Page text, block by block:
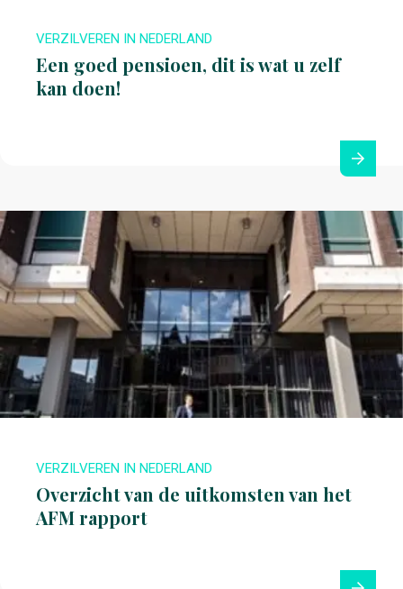
VERZILVEREN IN NEDERLAND
Een goed pensioen, dit is wat u zelf
kan doen!
VERZILVEREN IN NEDERLAND
Overzicht van de uitkomsten van het
AFM rapport